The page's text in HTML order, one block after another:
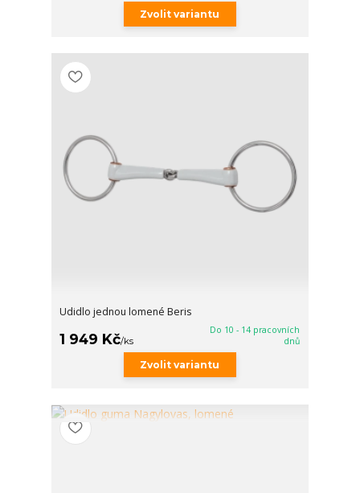
Zvolit variantu
Udidlo jednou lomené Beris
1 949 Kč/ks
Do 10 - 14 pracovních
dnů
Zvolit variantu